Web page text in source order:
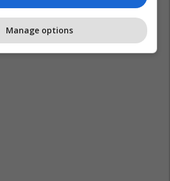
Manage options